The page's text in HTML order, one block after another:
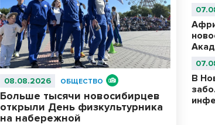
08.08.2026 ОБЩЕСТВО
Больше тысячи новосибирцев
открыли День физкультурника
на набережной
В